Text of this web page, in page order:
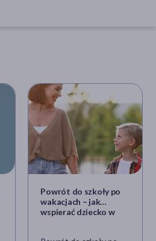
Powrót do szkoły po
wakacjach – jak
wspierać dziecko w